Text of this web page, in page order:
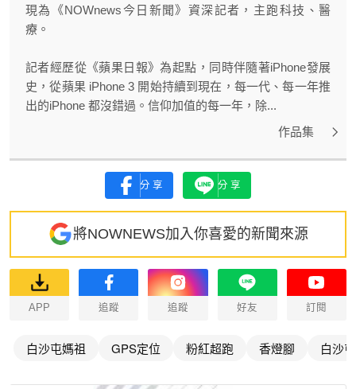
現為《NOWnews今日新聞》資深記者，主跑科技、醫
療。
記者經歷從《蘋果日報》為起點，同時伴隨著iPhone發展
史，從蘋果 iPhone 3 開始持續到現在，每一代、每一年推
出的iPhone 都沒錯過。信仰加值的每一年，除...
作品集
分享 分享
將NOWNEWS加入你喜愛的新聞來源
APP 追蹤 追蹤 好友 訂閱
白沙屯媽祖 GPS定位 粉紅超跑 香燈腳 白沙